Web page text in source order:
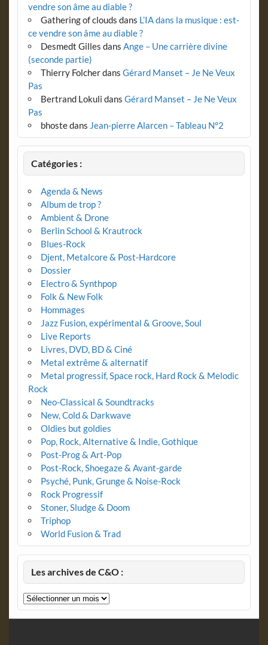
vendre son âme au diable ?
Gathering of clouds dans L’IA dans la musique : est-
ce vendre son âme au diable ?
Desmedt Gilles dans Ange – Une carrière divine
(seconde partie)
Thierry Folcherdans Gérard Manset – Je Ne Veux
Pas
Bertrand Lokuli dans Gérard Manset – Je Ne Veux
Pas
bhostedans Jean-pierre Alarcen – Tableau N°2
Catégories :
Agenda & News
Album de trop ?
Ambient & Drone
Berlin School & Krautrock
Blues-Rock
Djent, Metalcore & Post-Hardcore
Dossier
Electro & Synthpop
Folk & New Folk
Hommages
Jazz Fusion, expérimental & Groove, Soul
Live Reports
Livres, DVD, BD & Ciné
Metal extrême & alternatif
Metal progressif, Space rock, Hard Rock & Melodic
Rock
Neo-Classical & Soundtracks
New, Cold & Darkwave
Oldies but goldies
Pop, Rock, Alternative & Indie, Gothique
Post-Prog & Art-Pop
Post-Rock, Shoegaze & Avant-garde
Psyché, Punk, Grunge & Noise-Rock
Rock Progressif
Stoner, Sludge & Doom
Triphop
World Fusion & Trad
Les archives de C&O :
Les
archives